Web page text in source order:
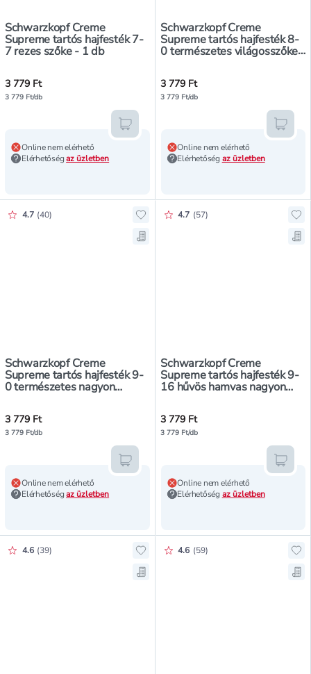
Schwarzkopf Creme
Supreme tartós hajfesték 7-
7 rezes szőke - 1 db
3 779 Ft
3 779 Ft/db
Online nem elérhető
Elérhetőségaz üzletben
Kosárba teszem
Schwarzkopf Creme
Supreme tartós hajfesték 8-
0 természetes világosszőke -
3 779 Ft
3 779 Ft/db
Online nem elérhető
Elérhetőség az üzletben
Schwarzkopf Creme
Supreme tartós hajfesték 9-
0 természetes nagyon
Értékelés pontszáma:
4.7 (40)
Hozzáadás a kedvencekhez,
Mentés a bevásárló listára,
3 779 Ft
3 779 Ft/db
Online nem elérhető
Elérhetőségaz üzletben
Kosárba teszem
Schwarzkopf Creme
Supreme tartós hajfesték 9-
16 hűvös hamvas nagyon
Értékelés pontszáma:
4.7 (57)
3 779 Ft
3 779 Ft/db
Online nem elérhető
Elérhetőség az üzletben
Értékelés pontszáma:
4.6 (39)
Hozzáadás a kedvencekhez,
Mentés a bevásárló listára,
Értékelés pontszáma:
4.6 (59)